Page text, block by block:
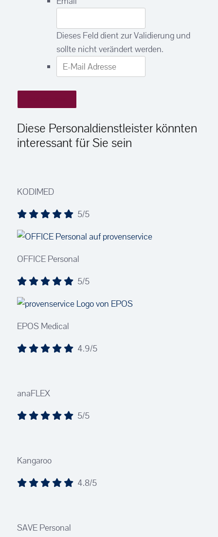
Dieses Feld dient zur Validierung und
sollte nicht verändert werden.
E-
Mail
Adresse
Diese Personaldienstleister könnten
interessant für Sie sein
KODIMED
5/5
OFFICE Personal
5/5
EPOS Medical
4.9/5
anaFLEX
5/5
Kangaroo
4.8/5
SAVE Personal